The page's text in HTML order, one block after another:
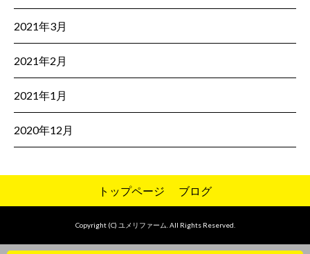
2021年3月
2021年2月
2021年1月
2020年12月
トップページ ブログ
Copyright (C) ユメリファーム. All Rights Reserved.